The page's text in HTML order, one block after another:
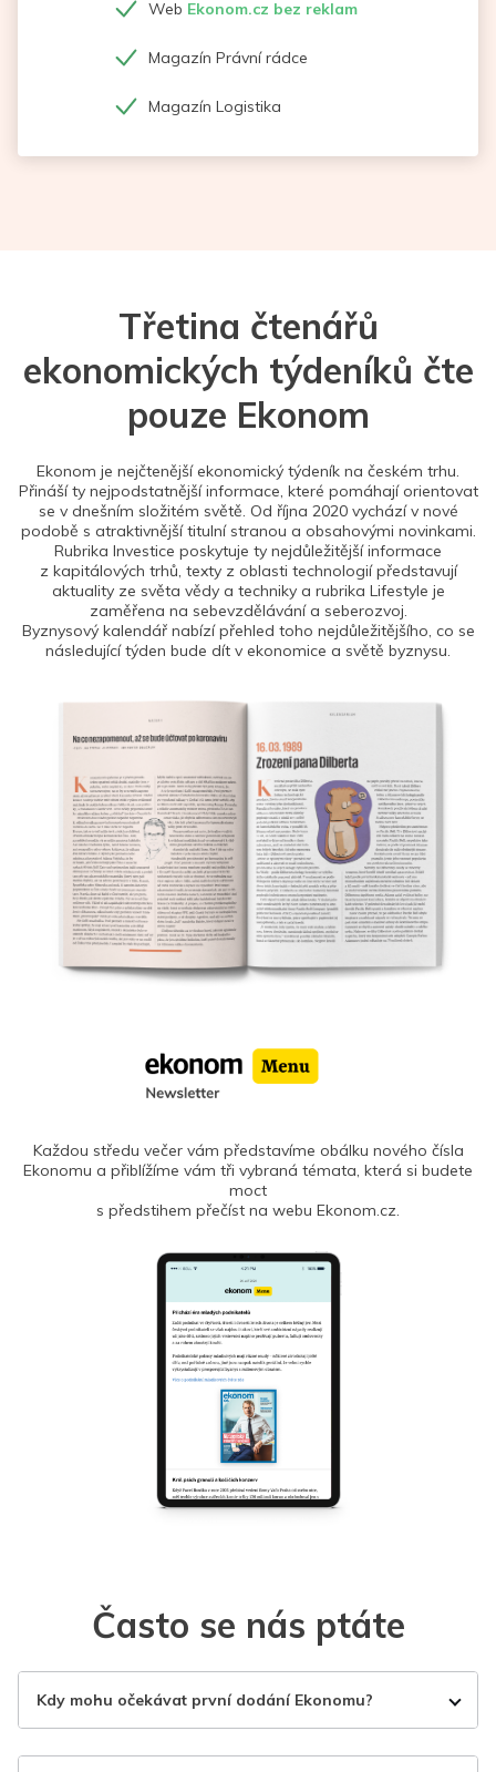
Web Ekonom.cz bez reklam
Magazín Právní rádce
Magazín Logistika
Třetina čtenářů
ekonomických týdeníků čte
pouze Ekonom
Ekonom je nejčtenější ekonomický týdeník na českém trhu.
Přináší ty nejpodstatnější informace, které pomáhají orientovat
se v dnešním složitém světě. Od října 2020 vychází v nové
podobě s atraktivnější titulní stranou a obsahovými novinkami.
Rubrika Investice poskytuje ty nejdůležitější informace
z kapitálových trhů, texty z oblasti technologií představují
aktuality ze světa vědy a techniky a rubrika Lifestyle je
zaměřena na sebevzdělávání a seberozvoj.
Byznysový kalendář nabízí přehled toho nejdůležitějšího, co se
následující týden bude dít v ekonomice a světě byznysu.
Každou středu večer vám představíme obálku nového čísla
Ekonomu a přiblížíme vám tři vybraná témata, která si budete
moct
s předstihem přečíst na webu Ekonom.cz.
Často se nás ptáte
Kdy mohu očekávat první dodání Ekonomu?